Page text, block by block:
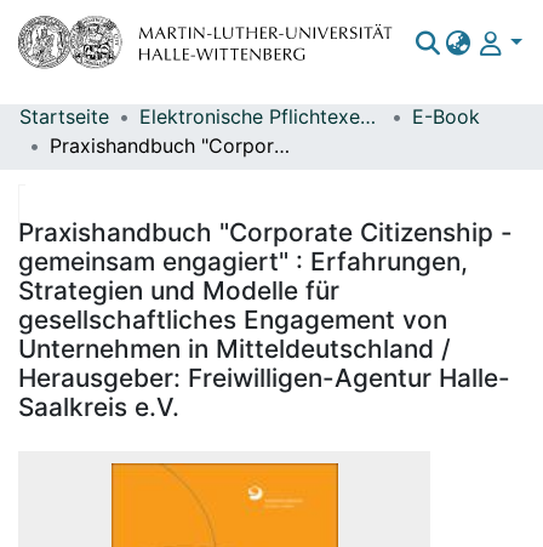
Bereiche & Sammlungen
Statistiken
Startseite Elektronische Pflichtexemplare
E-Book
Praxishandbuch "Corporate Citizenship - gemeinsam engagiert" : Erfahrungen, Strategien und Modelle für gesellschaftliches Engagement von Unternehmen in Mitteldeutschland / Herausgeber: Freiwilligen-Agentur Halle-Saalkreis e.V.
Praxishandbuch "Corporate Citizenship -
gemeinsam engagiert" : Erfahrungen,
Strategien und Modelle für
gesellschaftliches Engagement von
Unternehmen in Mitteldeutschland /
Herausgeber: Freiwilligen-Agentur Halle-
Saalkreis e.V.